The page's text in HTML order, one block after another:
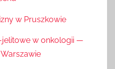
w Pruszkowie
jelitowe w onkologii —